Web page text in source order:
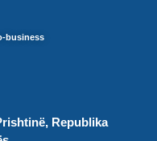
business
Republika